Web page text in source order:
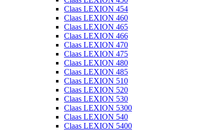
Claas LEXION 454
Claas LEXION 460
Claas LEXION 465
Claas LEXION 466
Claas LEXION 470
Claas LEXION 475
Claas LEXION 480
Claas LEXION 485
Claas LEXION 510
Claas LEXION 520
Claas LEXION 530
Claas LEXION 5300
Claas LEXION 540
Claas LEXION 5400